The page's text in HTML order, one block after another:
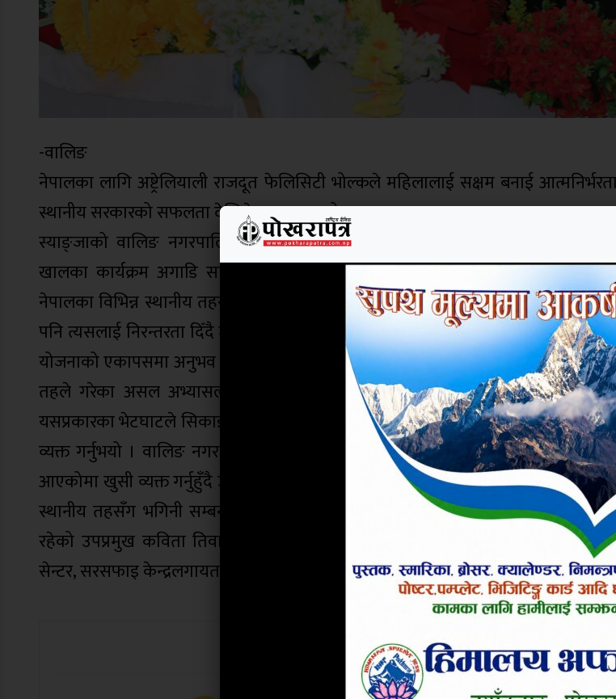
-वालिङ
नेपालका लागि अष्ट्रेलियाली राजदूत फेलिसिटी भोल्कले महिलालाई सक्षम बनाई
स्थानीय सरकारको सफलता देखिने बताउनुभएको छ ।
स्याङ्जाको वालिङ नगरपालिकाले मंगलबार आयोजना गरेको कार्यक्रममा राजदूत भोल्कले
खालका कार्यक्रम अगाडि सारेर आर्थिक उपार्जनसँगै आत्मनिर्भरतातर्फ जोड्नुपर्ने उल्लेख
नेपालका विभिन्न स्थानीय तहसँगको सहकार्यमा सञ्चालित कार्यक्रम सफल हुँदै गएको उहाँको
पनि त्यसलाई निरन्तरता दिँदै जाने राजदूत भोल्कले धारणा व्यक्त गर्नुभयो । नागरिकलाई समृद्ध
योजनाको एकापसमा अनुभव तर सिकाइ आदानप्रदान हुन आवश्यक रहेको राजदूत भोल्कले
तहले गरेका असल अभ्यासलाई अष्ट्रेलियामा र उताका अभ्यासलाई नेपालमा लागू गर्न
यसप्रकारका भेटघाटले सिकाइ अनुभव आदानप्रदान तथा सम्बन्धलाई दीगो बनाउन टेवा पुग्ने
व्यक्त गर्नुभयो । वालिङ नगरपालिका र दि एशिया फाउण्डेशन, अष्ट्रेलियबीच सम्झौता भई
आएकोमा खुसी व्यक्त गर्नुहुँदै उहाँले आगामी दिनमा पनि निरन्तरताको अपेक्षा राख्नुभयो । वालिङ
स्थानीय तहसँग भगिनी सम्बन्ध स्थापित गरी निरन्तर सिकाइ अभ्यास आदान प्रदानका लागि
रहेको उपप्रमुख कविता तिवारी गैहे्रले बताउनुभयो । राजदूत भोल्कले वालिङ
सेन्टर, सरसफाइ केन्द्रलगायतको अवलोकन गर्नुभएको प्रमुख प्रशासकीय अधिकृत राजन
यो खबर पढेर तपाईलाई कस्तो लाग्यो ?